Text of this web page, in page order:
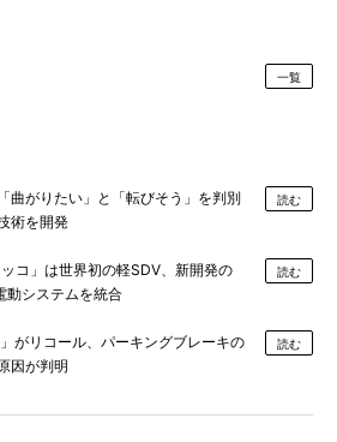
一覧
曲がりたい」と「転びそう」を判別
術を開発
読む
コ」は世界初の軽SDV、新開発の
動システムを統合
読む
がリコール、パーキングブレーキの
因が判明
読む